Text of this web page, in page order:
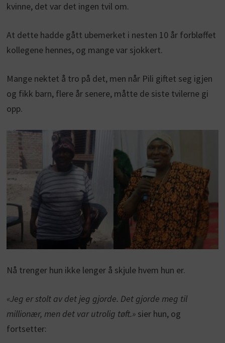
kvinne, det var det ingen tvil om.
At dette hadde gått ubemerket i nesten 10 år forbløffet
kollegene hennes, og mange var sjokkert.
Mange nektet å tro på det, men når Pili giftet seg igjen
og fikk barn, flere år senere, måtte de siste tvilerne gi
opp.
Nå trenger hun ikke lenger å skjule hvem hun er.
«Jeg er stolt av det jeg gjorde. Det gjorde meg til
millionær, men det var utrolig tøft.»sier hun, og
fortsetter: